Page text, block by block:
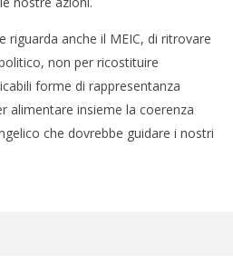
riguarda anche il MEIC, di ritrovare
non per ricostituire
forme di rappresentanza
alimentare insieme la coerenza
che dovrebbe guidare i nostri